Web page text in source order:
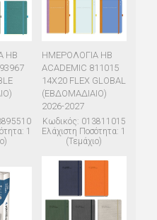
ΗΒ
1
ΗΜΕΡΟΛΟΓΙΑ ΗΒ
ACADEMIC 811015
14X20 FLEX GLOBAL
(ΕΒΔΟΜΑΔΙΑΙΟ)
2026-2027
Κωδικός: 013811015
Ελάχιστη Ποσότητα: 1
(Τεμάχιο)